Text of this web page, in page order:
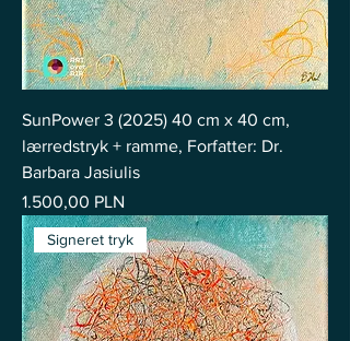
SunPower 3 (2025) 40 cm x 40 cm,
lærredstryk + ramme, Forfatter: Dr.
Barbara Jasiulis
Pris
1.500,00 PLN
Signeret tryk